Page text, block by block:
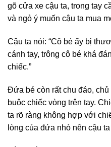
gõ cửa xe cậu ta, trong tay
và ngỏ ý muốn cậu ta mua
Cậu ta nói: “Cô bé ấy bị
cánh tay, trông cô bé khá
chiếc.”
Đứa bé còn rất chu đáo,
buộc chiếc vòng trên tay.
ta rõ ràng không hợp với
lòng của đứa nhỏ nên cậu